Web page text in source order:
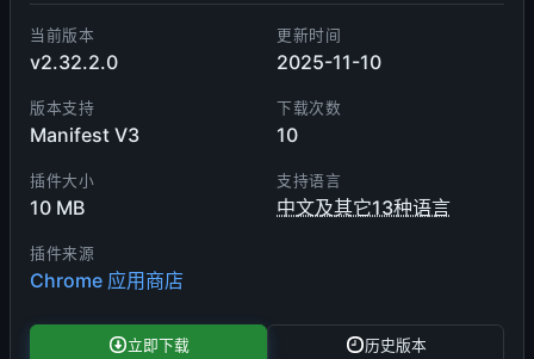
当前版本
v2.32.2.0
更新时间
2025-11-10
版本支持
Manifest V3
下载次数
10
插件大小
10 MB
支持语言
中文及其它13种语言
插件来源
Chrome 应用商店
立即下载 历史版本